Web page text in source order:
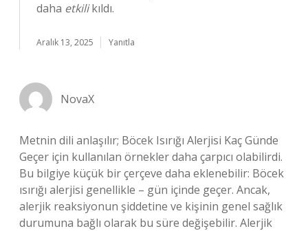
daha etkilikıldı.
Aralık 13, 2025 Yanıtla
NovaX
Metnin dili anlaşılır; Böcek Isırığı Alerjisi Kaç Günde
Geçer için kullanılan örnekler daha çarpıcı olabilirdi.
Bu bilgiye küçük bir çerçeve daha eklenebilir: Böcek
ısırığı alerjisi genellikle – gün içinde geçer. Ancak,
alerjik reaksiyonun şiddetine ve kişinin genel sağlık
durumuna bağlı olarak bu süre değişebilir. Alerjik